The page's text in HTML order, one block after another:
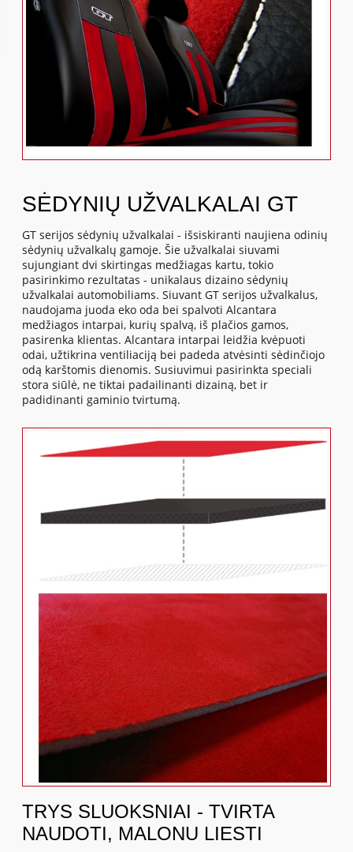
SĖDYNIŲ UŽVALKALAI GT
GT serijos sėdynių užvalkalai - išsiskiranti naujiena odinių
sėdynių užvalkalų gamoje. Šie užvalkalai siuvami
sujungiant dvi skirtingas medžiagas kartu, tokio
pasirinkimo rezultatas - unikalaus dizaino sėdynių
užvalkalai automobiliams. Siuvant GT serijos užvalkalus,
naudojama juoda eko oda bei spalvoti Alcantara
medžiagos intarpai, kurių spalvą, iš plačios gamos,
pasirenka klientas. Alcantara intarpai leidžia kvėpuoti
odai, užtikrina ventiliaciją bei padeda atvėsinti sėdinčiojo
odą karštomis dienomis. Susiuvimui pasirinkta speciali
stora siūlė, ne tiktai padailinanti dizainą, bet ir
padidinanti gaminio tvirtumą.
TRYS SLUOKSNIAI - TVIRTA
NAUDOTI, MALONU LIESTI